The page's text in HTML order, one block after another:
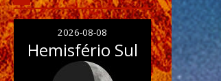
2026-08-08
Hemisfério Sul